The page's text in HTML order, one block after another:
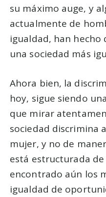
su máximo auge, y
actualmente de
igualdad, han hecho
una sociedad más
Ahora bien, la
hoy, sigue siendo
que mirar
sociedad discrimina
mujer, y no de
está estructurada
encontrado aún los
igualdad de